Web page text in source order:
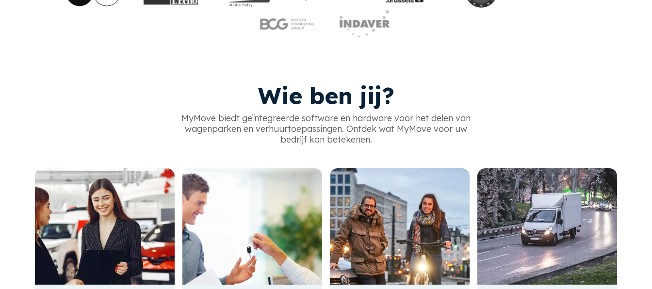
Wie ben jij?
MyMove biedt geïntegreerde software en hardware voor het delen van
wagenparken en verhuurtoepassingen. Ontdek wat MyMove voor uw
bedrijf kan betekenen.